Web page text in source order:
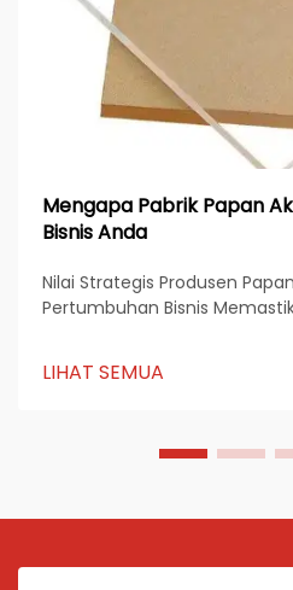
Mengapa Pabrik Papan
Bisnis Anda
Nilai Strategis Produsen
Pertumbuhan Bisnis
material dan konsistensinya
LIHAT SEMUA